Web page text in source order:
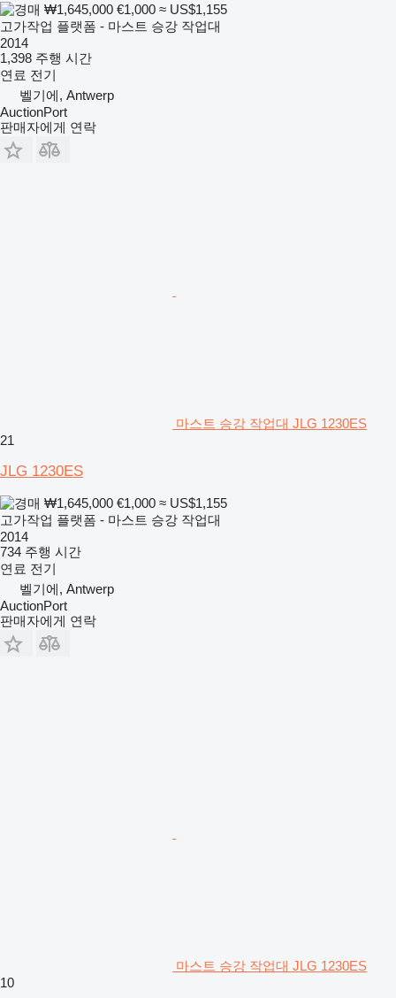
₩1,645,000 €1,000 ≈ US$1,155
고가작업 플랫폼 - 마스트 승강 작업대
2014
1,398 주행 시간
연료 전기
벨기에, Antwerp
AuctionPort
판매자에게 연락
마스트 승강 작업대 JLG 1230ES
21
JLG 1230ES
₩1,645,000 €1,000 ≈ US$1,155
고가작업 플랫폼 - 마스트 승강 작업대
2014
734 주행 시간
연료 전기
벨기에, Antwerp
AuctionPort
판매자에게 연락
마스트 승강 작업대 JLG 1230ES
10